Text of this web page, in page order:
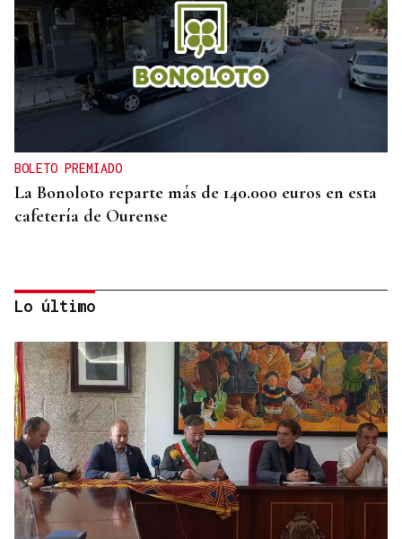
BOLETO PREMIADO
La Bonoloto reparte más de 140.000 euros en esta
cafetería de Ourense
BLOQUEO DEL SUMINISTRO
La sequía y el bum poblacional fuerzan ya cortes
de agua nocturnos en la provincia de Ourense
Lo último